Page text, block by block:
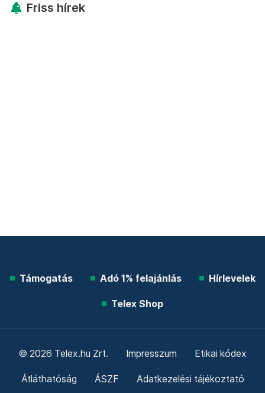
Friss hírek
Támogatás Adó 1% felajánlás Hírlevelek
Telex Shop
© 2026 Telex.hu Zrt. Impresszum Etikai kódex
Átláthatóság ÁSZF Adatkezelési tájékoztató